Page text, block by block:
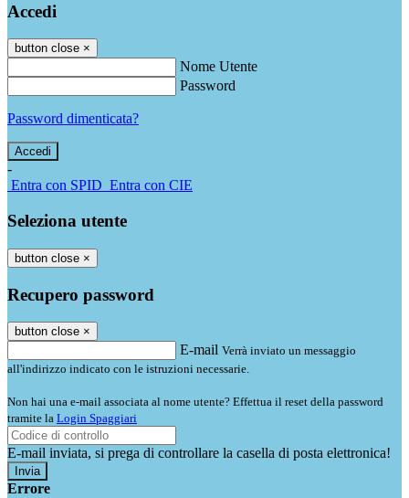
Accedi
button close ×
Nome Utente
Password
Password dimenticata?
-
Entra con SPID Entra con CIE
Seleziona utente
button close ×
Recupero password
button close ×
E-mail Verrà inviato un messaggio
all'indirizzo indicato con le istruzioni necessarie.
Non hai una e-mail associata al nome utente? Effettua il reset della password
tramite la Login Spaggiari
E-mail inviata, si prega di controllare la casella di posta elettronica!
Errore